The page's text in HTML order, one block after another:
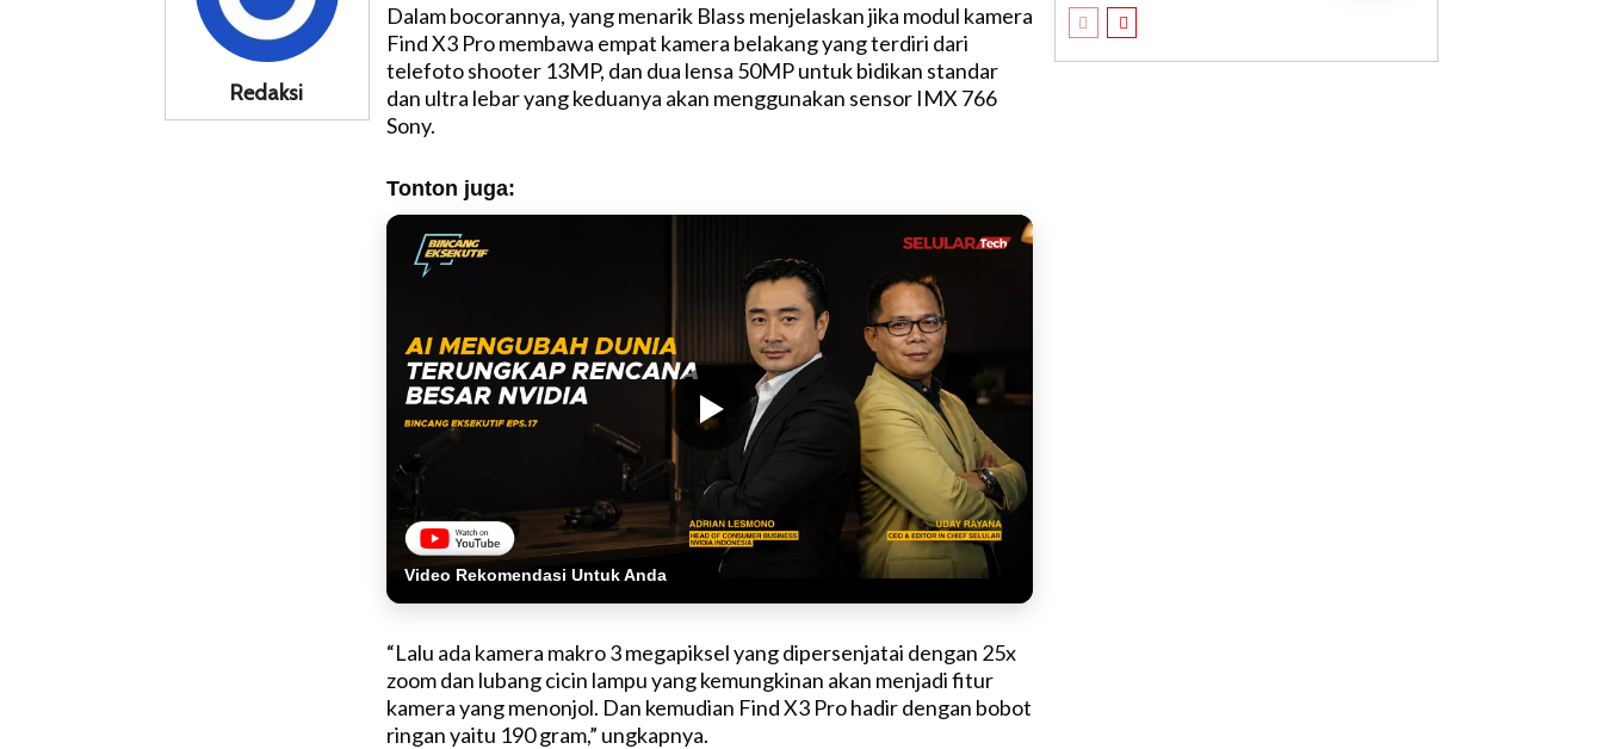
Redaksi
Dalam bocorannya, yang menarik Blass menjelaskan jika modul kamera
Find X3 Pro membawa empat kamera belakang yang terdiri dari
telefoto shooter 13MP, dan dua lensa 50MP untuk bidikan standar
dan ultra lebar yang keduanya akan menggunakan sensor IMX 766
Sony.
Tonton juga:
Video Rekomendasi Untuk Anda
“Lalu ada kamera makro 3 megapiksel yang dipersenjatai dengan 25x
zoom dan lubang cicin lampu yang kemungkinan akan menjadi fitur
kamera yang menonjol. Dan kemudian Find X3 Pro hadir dengan bobot
ringan yaitu 190 gram,” ungkapnya.